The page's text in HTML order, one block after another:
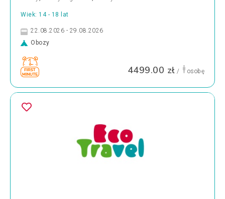
Wiek: 14 - 18 lat
22.08.2026 - 29.08.2026
Obozy
4499.00 zł / osobę